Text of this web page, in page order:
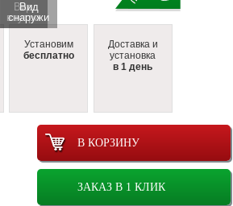
Вид
внутри
Вид
cнаружи
Установим
бесплатно
Доставка и
установка
в 1 день
В КОРЗИНУ
ЗАКАЗ В 1 КЛИК